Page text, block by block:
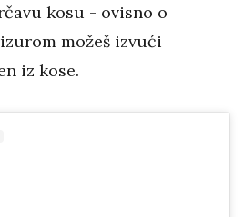
kosu - ovisno o
možeš izvući
iz kose.